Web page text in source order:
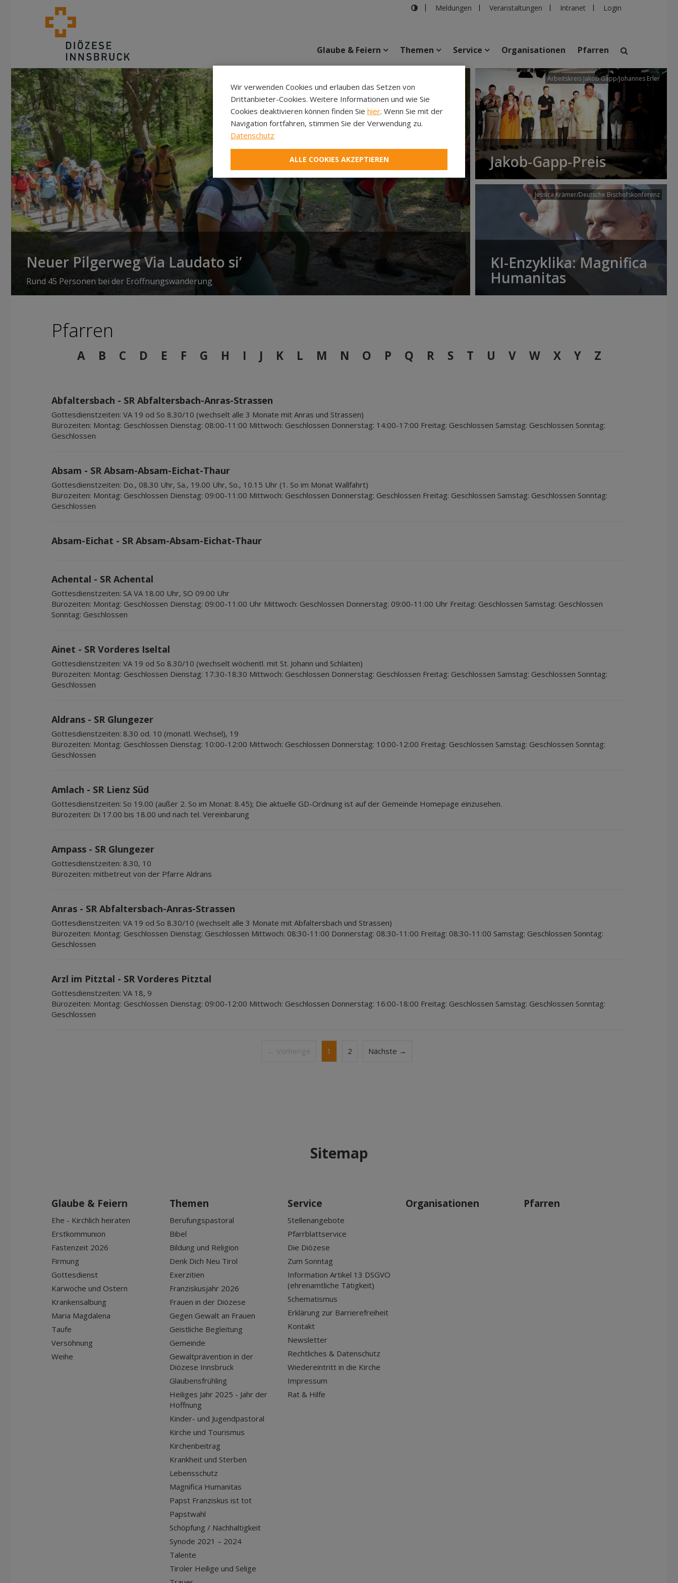
Meldungen Veranstaltungen Intranet Login
suchen
Veranstaltungen Personen Pfarren Einrichtungen
Glaube & Feiern Themen Service Organisationen Pfarren
Neuer Pilgerweg Via Laudato si’
Rund 45 Personen bei der Eröffnungswanderung
Arbeitskreis Jakob Gapp/Johannes Erler
Jakob-Gapp-Preis
Jessica Krämer/Deutsche Bischofskonferenz
KI-Enzyklika: Magnifica
Humanitas
Pfarren
A B C D E F G H I J K L M N O P Q R S T U V W X Y Z
Abfaltersbach - SR Abfaltersbach-Anras-Strassen
Gottesdienstzeiten: VA 19 od So 8.30/10 (wechselt alle 3 Monate mit Anras und Strassen)
Bürozeiten: Montag: Geschlossen Dienstag: 08:00-11:00 Mittwoch: Geschlossen Donnerstag: 14:00-17:00 Freitag: Geschlossen Samstag: Geschlossen Sonntag:
Geschlossen
Absam - SR Absam-Absam-Eichat-Thaur
Gottesdienstzeiten: Do., 08.30 Uhr, Sa., 19.00 Uhr, So., 10.15 Uhr (1. So im Monat Wallfahrt)
Bürozeiten: Montag: Geschlossen Dienstag: 09:00-11:00 Mittwoch: Geschlossen Donnerstag: Geschlossen Freitag: Geschlossen Samstag: Geschlossen Sonntag:
Geschlossen
Absam-Eichat - SR Absam-Absam-Eichat-Thaur
Achental - SR Achental
Gottesdienstzeiten: SA VA 18.00 Uhr, SO 09.00 Uhr
Bürozeiten: Montag: Geschlossen Dienstag: 09:00-11:00 Uhr Mittwoch: Geschlossen Donnerstag: 09:00-11:00 Uhr Freitag: Geschlossen Samstag: Geschlossen
Sonntag: Geschlossen
Ainet - SR Vorderes Iseltal
Gottesdienstzeiten: VA 19 od So 8.30/10 (wechselt wöchentl. mit St. Johann und Schlaiten)
Bürozeiten: Montag: Geschlossen Dienstag: 17:30-18:30 Mittwoch: Geschlossen Donnerstag: Geschlossen Freitag: Geschlossen Samstag: Geschlossen Sonntag:
Geschlossen
Aldrans - SR Glungezer
Gottesdienstzeiten: 8.30 od. 10 (monatl. Wechsel), 19
Bürozeiten: Montag: Geschlossen Dienstag: 10:00-12:00 Mittwoch: Geschlossen Donnerstag: 10:00-12:00 Freitag: Geschlossen Samstag: Geschlossen Sonntag:
Geschlossen
Amlach - SR Lienz Süd
Gottesdienstzeiten: So 19.00 (außer 2. So im Monat: 8.45); Die aktuelle GD-Ordnung ist auf der Gemeinde Homepage einzusehen.
Bürozeiten: Di 17.00 bis 18.00 und nach tel. Vereinbarung
Ampass - SR Glungezer
Gottesdienstzeiten: 8.30, 10
Bürozeiten: mitbetreut von der Pfarre Aldrans
Anras - SR Abfaltersbach-Anras-Strassen
Gottesdienstzeiten: VA 19 od So 8.30/10 (wechselt alle 3 Monate mit Abfaltersbach und Strassen)
Bürozeiten: Montag: Geschlossen Dienstag: Geschlossen Mittwoch: 08:30-11:00 Donnerstag: 08:30-11:00 Freitag: 08:30-11:00 Samstag: Geschlossen Sonntag:
Geschlossen
Arzl im Pitztal - SR Vorderes Pitztal
Gottesdienstzeiten: VA 18, 9
Bürozeiten: Montag: Geschlossen Dienstag: 09:00-12:00 Mittwoch: Geschlossen Donnerstag: 16:00-18:00 Freitag: Geschlossen Samstag: Geschlossen Sonntag:
Geschlossen
← Vorherige 1 2 Nächste →
Sitemap
Glaube & Feiern
Ehe - Kirchlich heiraten
Erstkommunion
Fastenzeit 2026
Firmung
Gottesdienst
Karwoche und Ostern
Krankensalbung
Maria Magdalena
Taufe
Versöhnung
Weihe
Themen
Berufungspastoral
Bibel
Bildung und Religion
Denk Dich Neu Tirol
Exerzitien
Franziskusjahr 2026
Frauen in der Diözese
Gegen Gewalt an Frauen
Geistliche Begleitung
Gemeinde
Gewaltprävention in der
Diözese Innsbruck
Glaubensfrühling
Heiliges Jahr 2025 - Jahr der
Hoffnung
Kinder- und Jugendpastoral
Kirche und Tourismus
Kirchenbeitrag
Krankheit und Sterben
Lebensschutz
Magnifica Humanitas
Papst Franziskus ist tot
Papstwahl
Schöpfung / Nachhaltigkeit
Synode 2021 – 2024
Talente
Tiroler Heilige und Selige
Service
Stellenangebote
Pfarrblattservice
Die Diözese
Zum Sonntag
Information Artikel 13 DSGVO
(ehrenamtliche Tätigkeit)
Schematismus
Erklärung zur Barrierefreiheit
Kontakt
Newsletter
Rechtliches & Datenschutz
Wiedereintritt in die Kirche
Impressum
Rat & Hilfe
Organisationen Pfarren
Wir verwenden Cookies und erlauben das Setzen von
Drittanbieter-Cookies. Weitere Informationen und wie Sie
Cookies deaktivieren können finden Sie hier. Wenn Sie mit der
Navigation fortfahren, stimmen Sie der Verwendung zu.
Datenschutz
ALLE COOKIES AKZEPTIEREN